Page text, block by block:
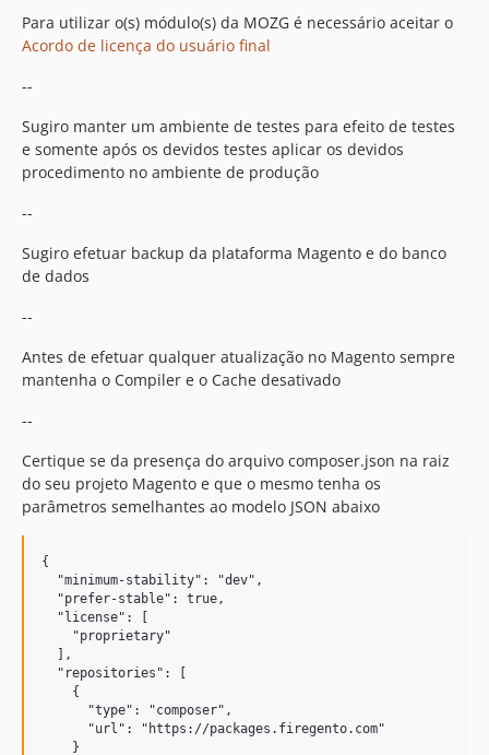
Para utilizar o(s) módulo(s) da MOZG é necessário aceitar o
Acordo de licença do usuário final
--
Sugiro manter um ambiente de testes para efeito de testes
e somente após os devidos testes aplicar os devidos
procedimento no ambiente de produção
--
Sugiro efetuar backup da plataforma Magento e do banco
de dados
--
Antes de efetuar qualquer atualização no Magento sempre
mantenha o Compiler e o Cache desativado
--
Certique se da presença do arquivo composer.json na raiz
do seu projeto Magento e que o mesmo tenha os
parâmetros semelhantes ao modelo JSON abaixo
{
  "minimum-stability": "dev",
  "prefer-stable": true,
  "license": [
    "proprietary"
  ],
  "repositories": [
    {
      "type": "composer",
      "url": "https://packages.firegento.com"
    }